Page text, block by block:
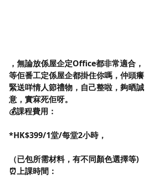
，無論放係屋企定Office都非常適合，
等佢番工定係屋企都掛住你嗎，仲頭癢
緊送咩情人節禮物，自己整啦，夠晒誠
意，實㝝死佢呀。
💰課程費用：
*HK$399/1堂/每堂2小時，
（已包所需材料，有不同顏色選擇等)
⏰上課時間：